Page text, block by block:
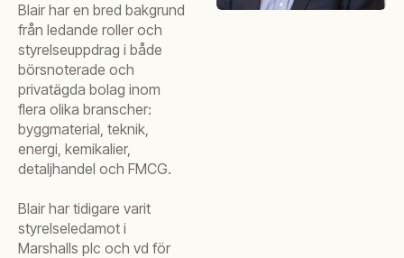
Blair har en bred bakgrund
från ledande roller och
styrelseuppdrag i både
börsnoterade och
privatägda bolag inom
flera olika branscher:
byggmaterial, teknik,
energi, kemikalier,
detaljhandel och FMCG.
Blair har tidigare varit
styrelseledamot i
Marshalls plc och vd för